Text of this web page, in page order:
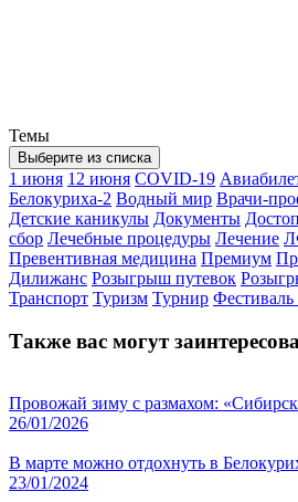
Темы
Выберите из списка
1 июня 12 июня COVID-19
Белокуриха-2 Водный мир Врачи-
Детские каникулы Документы
сбор Лечебные процедуры Лечение
Превентивная медицина Премиум
Дилижанс Розыгрыш путевок
Транспорт Туризм Турнир Фестиваль
Также вас могут
Провожай зиму с размахом:
26/01/2026
В марте можно отдохнуть в
23/01/2024